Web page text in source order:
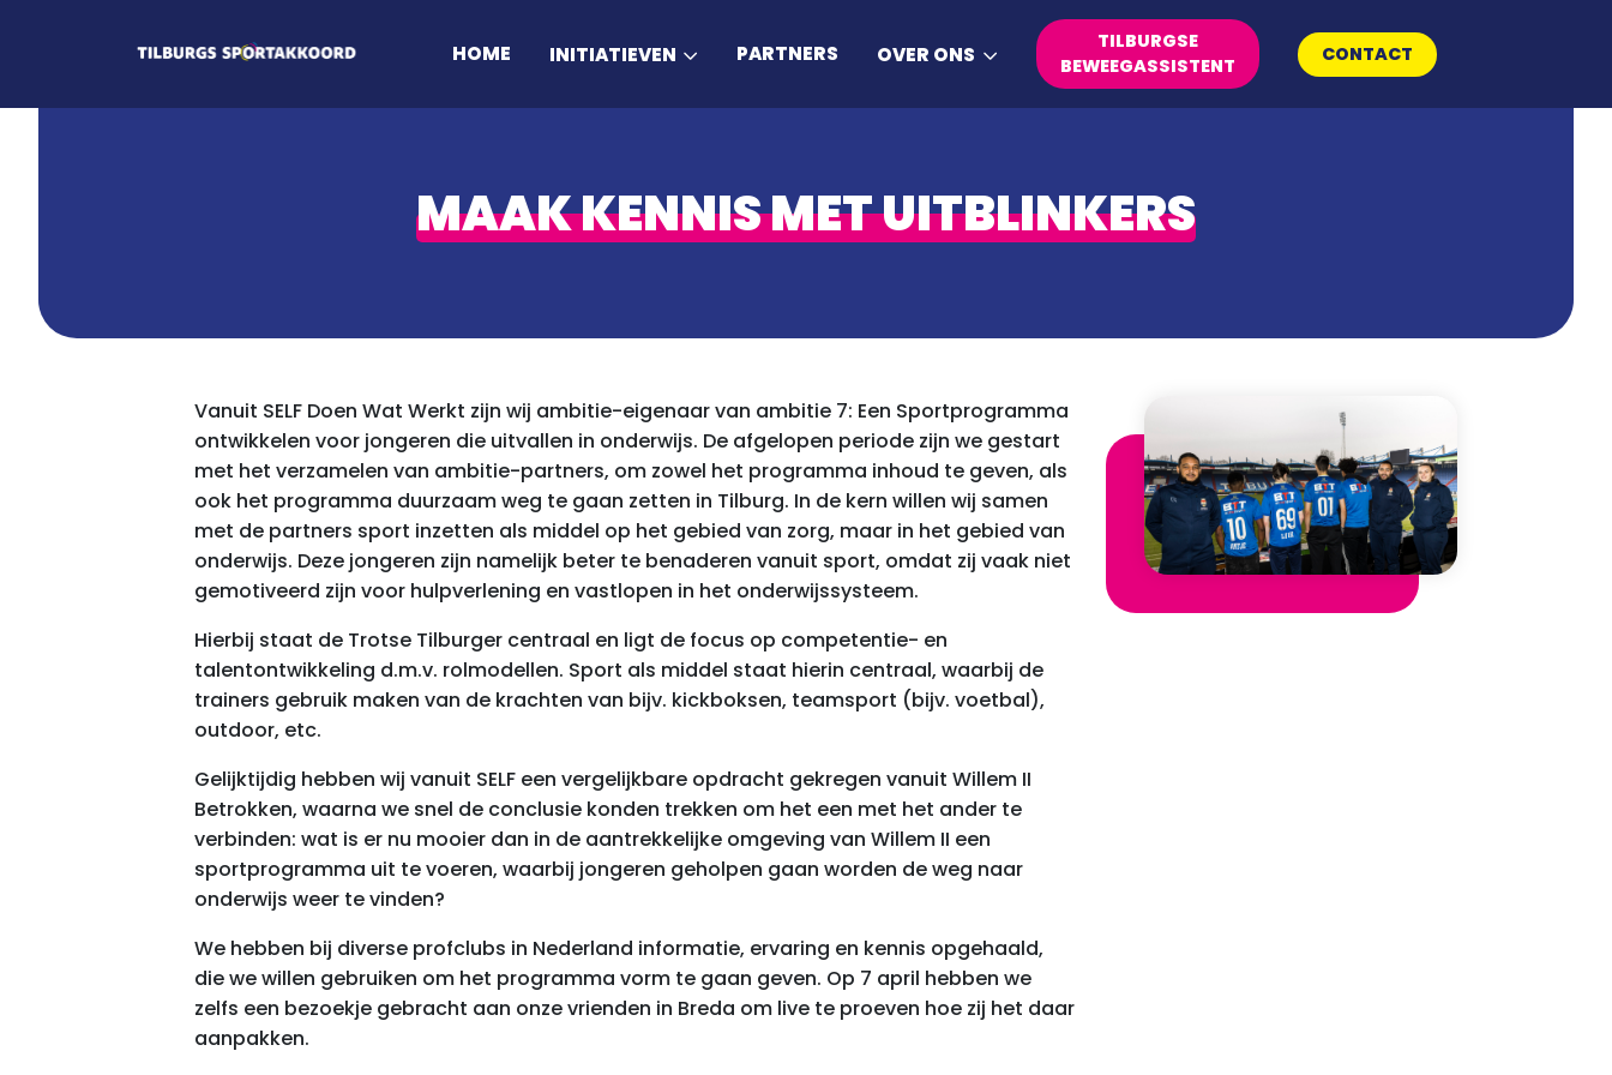
HOME INITIATIEVEN PARTNERS OVER ONS
TILBURGSE
BEWEEGASSISTENT
CONTACT
MAAK KENNIS MET UITBLINKERS
Vanuit SELF Doen Wat Werkt zijn wij ambitie-eigenaar van ambitie 7: Een Sportprogramma
ontwikkelen voor jongeren die uitvallen in onderwijs. De afgelopen periode zijn we gestart
met het verzamelen van ambitie-partners, om zowel het programma inhoud te geven, als
ook het programma duurzaam weg te gaan zetten in Tilburg. In de kern willen wij samen
met de partners sport inzetten als middel op het gebied van zorg, maar in het gebied van
onderwijs. Deze jongeren zijn namelijk beter te benaderen vanuit sport, omdat zij vaak niet
gemotiveerd zijn voor hulpverlening en vastlopen in het onderwijssysteem.
Hierbij staat de Trotse Tilburger centraal en ligt de focus op competentie- en
talentontwikkeling d.m.v. rolmodellen. Sport als middel staat hierin centraal, waarbij de
trainers gebruik maken van de krachten van bijv. kickboksen, teamsport (bijv. voetbal),
outdoor, etc.
Gelijktijdig hebben wij vanuit SELF een vergelijkbare opdracht gekregen vanuit Willem II
Betrokken, waarna we snel de conclusie konden trekken om het een met het ander te
verbinden: wat is er nu mooier dan in de aantrekkelijke omgeving van Willem II een
sportprogramma uit te voeren, waarbij jongeren geholpen gaan worden de weg naar
onderwijs weer te vinden?
We hebben bij diverse profclubs in Nederland informatie, ervaring en kennis opgehaald,
die we willen gebruiken om het programma vorm te gaan geven. Op 7 april hebben we
zelfs een bezoekje gebracht aan onze vrienden in Breda om live te proeven hoe zij het daar
aanpakken.